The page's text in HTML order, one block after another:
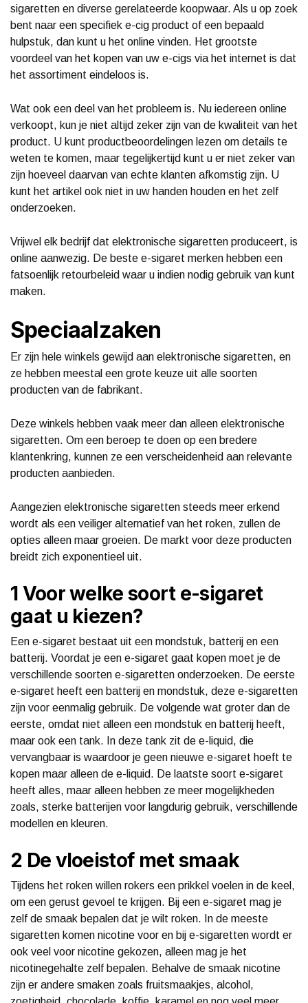
sigaretten en diverse gerelateerde koopwaar. Als u op zoek
bent naar een specifiek e-cig product of een bepaald
hulpstuk, dan kunt u het online vinden. Het grootste
voordeel van het kopen van uw e-cigs via het internet is dat
het assortiment eindeloos is.
Wat ook een deel van het probleem is. Nu iedereen online
verkoopt, kun je niet altijd zeker zijn van de kwaliteit van het
product. U kunt productbeoordelingen lezen om details te
weten te komen, maar tegelijkertijd kunt u er niet zeker van
zijn hoeveel daarvan van echte klanten afkomstig zijn. U
kunt het artikel ook niet in uw handen houden en het zelf
onderzoeken.
Vrijwel elk bedrijf dat elektronische sigaretten produceert, is
online aanwezig. De beste e-sigaret merken hebben een
fatsoenlijk retourbeleid waar u indien nodig gebruik van kunt
maken.
Speciaalzaken
Er zijn hele winkels gewijd aan elektronische sigaretten, en
ze hebben meestal een grote keuze uit alle soorten
producten van de fabrikant.
Deze winkels hebben vaak meer dan alleen elektronische
sigaretten. Om een beroep te doen op een bredere
klantenkring, kunnen ze een verscheidenheid aan relevante
producten aanbieden.
Aangezien elektronische sigaretten steeds meer erkend
wordt als een veiliger alternatief van het roken, zullen de
opties alleen maar groeien. De markt voor deze producten
breidt zich exponentieel uit.
1 Voor welke soort e-sigaret
gaat u kiezen?
Een e-sigaret bestaat uit een mondstuk, batterij en een
batterij. Voordat je een e-sigaret gaat kopen moet je de
verschillende soorten e-sigaretten onderzoeken. De eerste
e-sigaret heeft een batterij en mondstuk, deze e-sigaretten
zijn voor eenmalig gebruik. De volgende wat groter dan de
eerste, omdat niet alleen een mondstuk en batterij heeft,
maar ook een tank. In deze tank zit de e-liquid, die
vervangbaar is waardoor je geen nieuwe e-sigaret hoeft te
kopen maar alleen de e-liquid. De laatste soort e-sigaret
heeft alles, maar alleen hebben ze meer mogelijkheden
zoals, sterke batterijen voor langdurig gebruik, verschillende
modellen en kleuren.
2 De vloeistof met smaak
Tijdens het roken willen rokers een prikkel voelen in de keel,
om een gerust gevoel te krijgen. Bij een e-sigaret mag je
zelf de smaak bepalen dat je wilt roken. In de meeste
sigaretten komen nicotine voor en bij e-sigaretten wordt er
ook veel voor nicotine gekozen, alleen mag je het
nicotinegehalte zelf bepalen. Behalve de smaak nicotine
zijn er andere smaken zoals fruitsmaakjes, alcohol,